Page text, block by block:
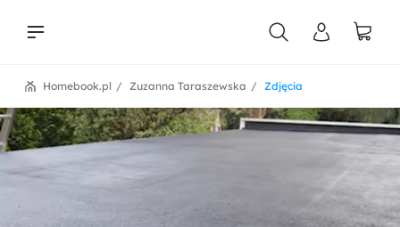
Zdjęcia
Zuzanna Taraszewska
Homebook.pl